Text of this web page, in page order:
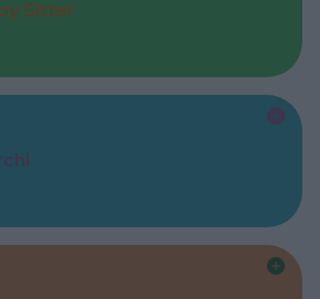
Sitter